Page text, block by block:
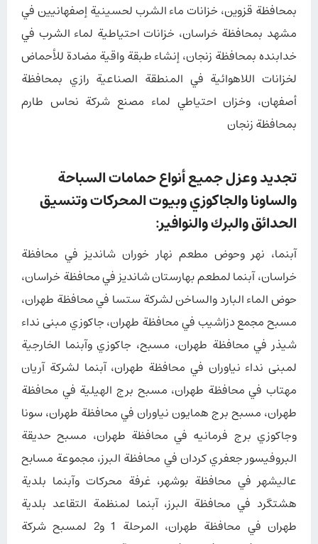
بمحافظة قزوین، خزانات ماء الشرب لحسينية إصفهانيين في
مشهد بمحافظة خراسان، خزانات احتياطية لماء الشرب في
خدابنده بمحافظة زنجان، إنشاء طبقة واقية مضادة للأحماض
لخزانات اللاهوائية في المنطقة الصناعية رازي بمحافظة
أصفهان، وخزان احتياطي لماء مصنع شركة نحاس طارم
بمحافظة زنجان
تجديد وعزل جميع أنواع حمامات السباحة
والساونا والجاكوزي وبيوت المحركات وتنسيق
الحدائق والبرك والنوافير:
آبنما، نهر وحوض مطعم نهار خوران شاندیز في محافظة
خراسان، آبنما لمطعم بهارستان شاندیز في محافظة خراسان،
حوض الماء البارد والساخن لشركة ستسا في محافظة طهران،
مسبح مجمع دزاشیب في محافظة طهران، جاكوزي مبنى نداء
شيذر في محافظة طهران، مسبح، جاكوزي وآبنما الخارجية
لمبنى نداء نياوران في محافظة طهران، آبنما لشركة آريان
مهتاب في محافظة طهران، مسبح برج الهيلية في محافظة
طهران، مسبح برج همایون نياوران في محافظة طهران، سونا
وجاكوزي برج فرمانيه في محافظة طهران، مسبح حديقة
البروفيسور جعفري كردان في محافظة البرز، مجموعة مسابح
عاليشهر في محافظة بوشهر، غرفة محركات وآبنما بلدية
هشتگرد في محافظة البرز، آبنما لمنظمة التقاعد بلدية
طهران في محافظة طهران، المرحلة 1 و2 لمسبح شركة